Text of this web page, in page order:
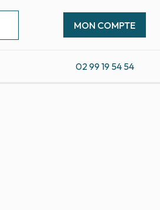
MON COMPTE
02 99 19 54 54